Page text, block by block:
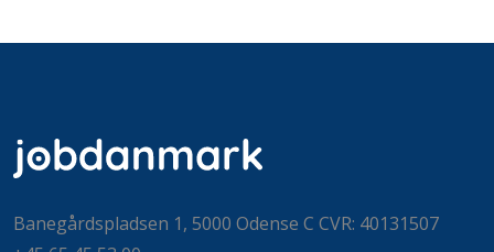
Banegårdspladsen 1, 5000 Odense C CVR: 40131507